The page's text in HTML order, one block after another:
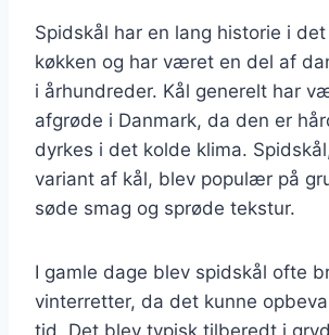
Spidskål har en lang historie i
køkken og har været en del af
i århundreder. Kål generelt har
afgrøde i Danmark, da den er
dyrkes i det kolde klima.
variant af kål, blev populær på
søde smag og sprøde tekstur.
I gamle dage blev spidskål ofte
vinterretter, da det kunne
tid. Det blev typisk tilberedt i